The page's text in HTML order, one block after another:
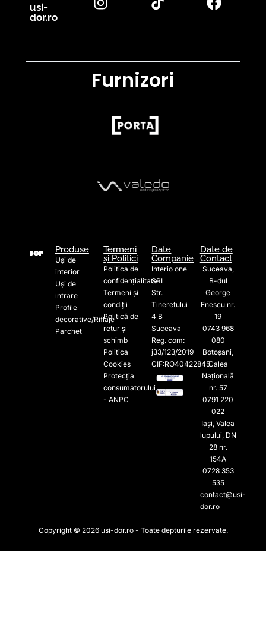
usi-
dor.ro
Furnizori
Produse
Uși de
interior
Uși de
intrare
Profile
decorative/Riflaje
Parchet
Termeni
și Politici
Politica de
confidențialitate
Termeni și
condiții
Politică de
retur și
schimb
Politica
Cookies
Protecția
consumatorului
- ANPC
Date
Companie
Interio one
SRL
Str.
Tineretului
4 B
Suceava
Reg. com:
j33/123/2019
CIF:RO40422845
Date de
Contact
Suceava,
B-dul
George
Enescu nr.
19
0743 968
080
Botoșani,
Calea
Națională
nr. 57
0791 220
022​
Iași, Valea
lupului, DN
28 nr.
154A
0728 353
535​
contact@usi-
dor.ro
Copyright © 2026 usi-dor.ro - Toate depturile rezervate.